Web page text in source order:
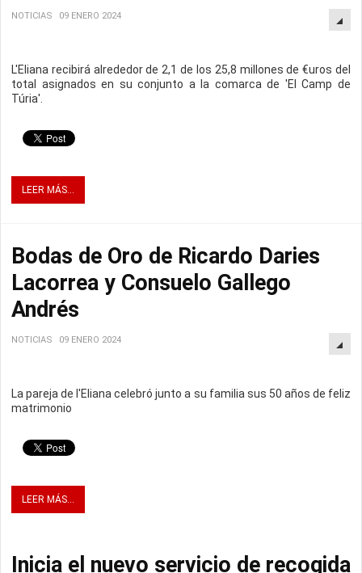
NOTICIAS 09 ENERO 2024
L'Eliana recibirá alrededor de 2,1 de los 25,8 millones de €uros del
total asignados en su conjunto a la comarca de 'El Camp de
Túria'.
LEER MÁS...
Bodas de Oro de Ricardo Daries
Lacorrea y Consuelo Gallego
Andrés
NOTICIAS 09 ENERO 2024
La pareja de l'Eliana celebró junto a su familia sus 50 años de feliz
matrimonio
LEER MÁS...
Inicia el nuevo servicio de recogida